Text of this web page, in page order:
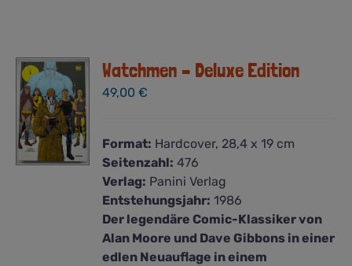
Watchmen – Deluxe Edition
49,00€
Format: Hardcover, 28,4 x 19 cm
Seitenzahl: 476
Verlag: Panini Verlag
Entstehungsjahr: 1986
Der legendäre Comic-Klassiker von
Alan Moore und Dave Gibbons in einer
edlen Neuauflage in einem